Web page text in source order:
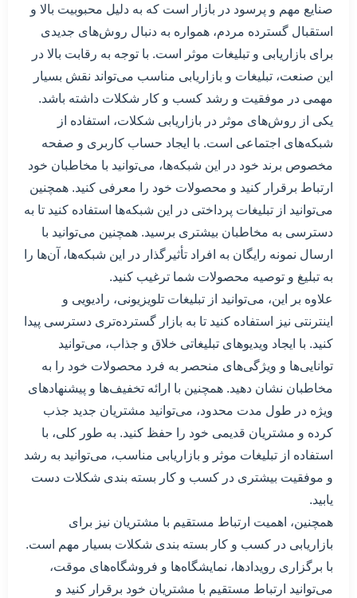
صنایع مهم و پرسود در بازار است که به دلیل محبوبیت بالا و
استقبال گسترده مردم، همواره به دنبال روش‌های جدیدی
برای بازاریابی و تبلیغات موثر است. با توجه به رقابت بالا در
این صنعت، تبلیغات و بازاریابی مناسب می‌تواند نقش بسیار
مهمی در موفقیت و رشد کسب و کار شکلات داشته باشد.
یکی از روش‌های موثر در بازاریابی شکلات، استفاده از
شبکه‌های اجتماعی است. با ایجاد حساب کاربری و صفحه
مخصوص برند خود در این شبکه‌ها، می‌توانید با مخاطبان خود
ارتباط برقرار کنید و محصولات خود را معرفی کنید. همچنین
می‌توانید از تبلیغات پرداختی در این شبکه‌ها استفاده کنید تا به
دسترسی به مخاطبان بیشتری برسید. همچنین می‌توانید با
ارسال نمونه رایگان به افراد تأثیرگذار در این شبکه‌ها، آن‌ها را
به تبلیغ و توصیه محصولات شما ترغیب کنید.
علاوه بر این، می‌توانید از تبلیغات تلویزیونی، رادیویی و
اینترنتی نیز استفاده کنید تا به بازار گسترده‌تری دسترسی پیدا
کنید. با ایجاد ویدیوهای تبلیغاتی خلاق و جذاب، می‌توانید
توانایی‌ها و ویژگی‌های منحصر به فرد محصولات خود را به
مخاطبان نشان دهید. همچنین با ارائه تخفیف‌ها و پیشنهادهای
ویژه در طول مدت محدود، می‌توانید مشتریان جدید جذب
کرده و مشتریان قدیمی خود را حفظ کنید. به طور کلی، با
استفاده از تبلیغات موثر و بازاریابی مناسب، می‌توانید به رشد
و موفقیت بیشتری در کسب و کار بسته بندی شکلات دست
یابید.
همچنین، اهمیت ارتباط مستقیم با مشتریان نیز برای
بازاریابی در کسب و کار بسته بندی شکلات بسیار مهم است.
با برگزاری رویدادها، نمایشگاه‌ها و فروشگاه‌های موقت،
می‌توانید ارتباط مستقیم با مشتریان خود برقرار کنید و